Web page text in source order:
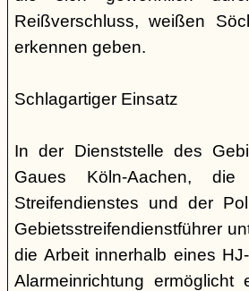
Reißverschluss, weißen
erkennen geben.
Schlagartiger Einsatz
In der Dienststelle des
Gaues Köln-Aachen,
Streifendienstes und der
Gebietsstreifendienstführer
die Arbeit innerhalb eines
Alarmeinrichtung